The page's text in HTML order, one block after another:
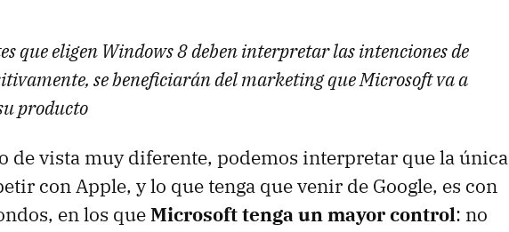
que eligen Windows 8 deben interpretar las intenciones de
se beneficiarán del marketing que Microsoft va a
producto
de vista muy diferente, podemos interpretar que la única
con Apple, y lo que tenga que venir de Google, es con
en los queMicrosoft tenga un mayor control: no